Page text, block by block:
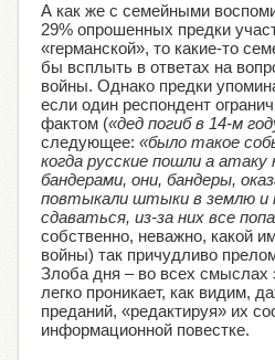
А как же с семейными
29% опрошенных предки
«германской», то какие-то
бы всплыть в ответах на
войны. Однако предки
если один респондент
фактом («дед погиб в 14-м
следующее: «было такое
когда русские пошли а
бандерами, они, бандеры,
повтыкали штыки в землю и
сдаваться, из-за них все
собственно, неважно, какой
войны) так причудливо
Злоба дня – во всех смыслах
легко проникает, как видим,
преданий, «редактируя» их
информационной повестке.